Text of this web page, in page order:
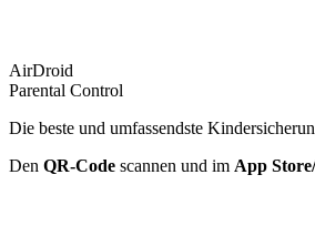
AirDroid
Parental Control
Die beste und umfassendste
Den QR-Code scannen und im App